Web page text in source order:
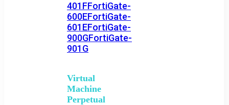
401FFortiGate-
600EFortiGate-
601EFortiGate-
900GFortiGate-
901G
Virtual
Machine
Perpetual